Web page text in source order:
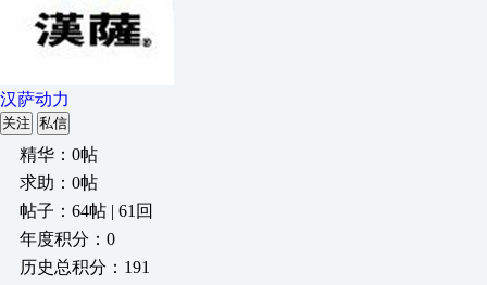
汉萨动力
关注 私信
精华：0帖
求助：0帖
帖子：64帖 | 61回
年度积分：0
历史总积分：191